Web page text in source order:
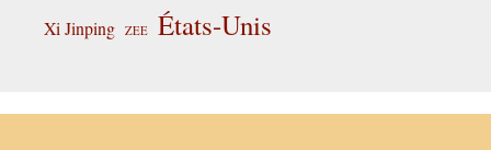
Xi Jinping ZEE États-Unis